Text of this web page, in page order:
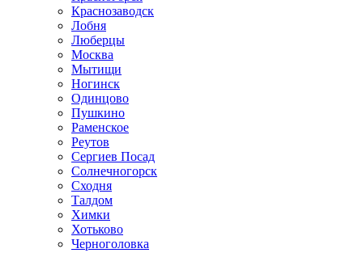
Краснозаводск
Лобня
Люберцы
Москва
Мытищи
Ногинск
Одинцово
Пушкино
Раменское
Реутов
Сергиев Посад
Солнечногорск
Сходня
Талдом
Химки
Хотьково
Черноголовка